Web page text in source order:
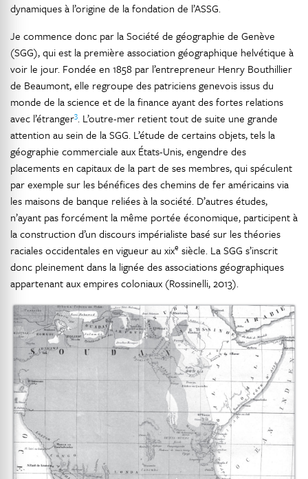
dynamiques à l’origine de la fondation de l’ASSG.
Je commence donc par la Société de géographie de Genève
(SGG), qui est la première association géographique helvétique à
voir le jour. Fondée en 1858 par l’entrepreneur Henry Bouthillier
de Beaumont, elle regroupe des patriciens genevois issus du
monde de la science et de la finance ayant des fortes relations
avec l’étranger3. L’outre-mer retient tout de suite une grande
attention au sein de la SGG. L’étude de certains objets, tels la
géographie commerciale aux États-Unis, engendre des
placements en capitaux de la part de ses membres, qui spéculent
par exemple sur les bénéfices des chemins de fer américains via
les maisons de banque reliées à la société. D’autres études,
n’ayant pas forcément la même portée économique, participent à
la construction d’un discours impérialiste basé sur les théories
raciales occidentales en vigueur au xixe siècle. La SGG s’inscrit
donc pleinement dans la lignée des associations géographiques
appartenant aux empires coloniaux (Rossinelli, 2013).